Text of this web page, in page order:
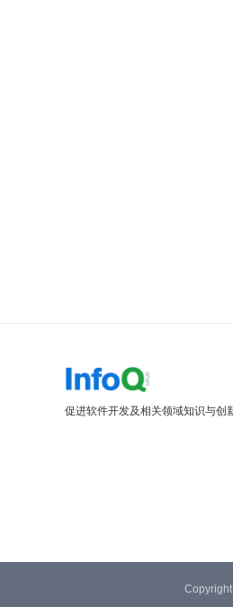
促进软件开发及相关领域知识与创